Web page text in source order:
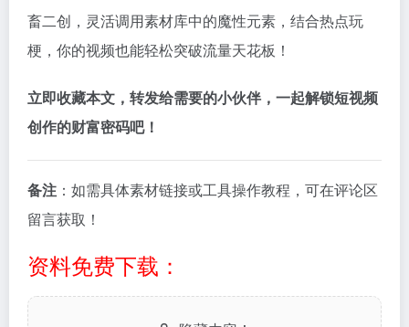
畜二创，灵活调用素材库中的魔性元素，结合热点玩
梗，你的视频也能轻松突破流量天花板！
立即收藏本文，转发给需要的小伙伴，一起解锁短视频
创作的财富密码吧！
备注 ：如需具体素材链接或工具操作教程，可在评论区
留言获取！
资料免费下载：